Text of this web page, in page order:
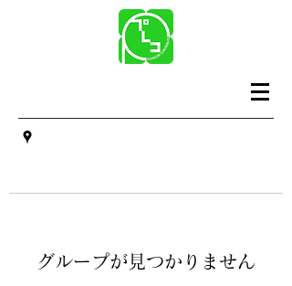
グループが見つかりません